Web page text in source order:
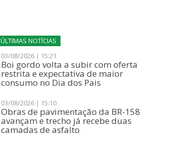
ÚLTIMAS NOTÍCIAS
03/08/2026 | 15:21
Boi gordo volta a subir com oferta
restrita e expectativa de maior
consumo no Dia dos Pais
03/08/2026 | 15:10
Obras de pavimentação da BR-158
avançam e trecho já recebe duas
camadas de asfalto